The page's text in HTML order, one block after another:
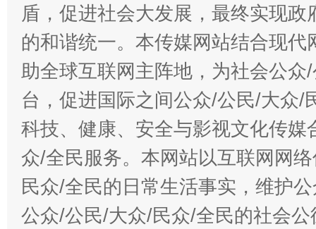
盾，促进社会大发展，最终实现
的和谐统一。本传媒网站结合现
助全球互联网主阵地，为社会公
台，促进国际之间公众/公民/大众/
科技、健康、安全与影视文化传
众/全民服务。本网站以互联网网
民众/全民的日常生活事实，维护
公众/公民/大众/民众/全民的社会公